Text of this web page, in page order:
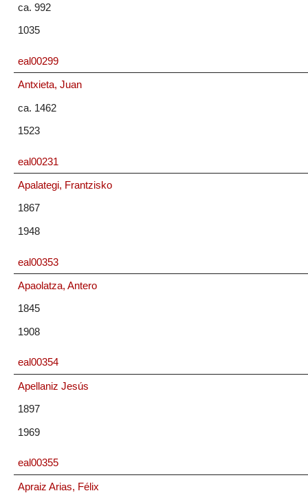
ca. 992
1035
eal00299
Antxieta, Juan
ca. 1462
1523
eal00231
Apalategi, Frantzisko
1867
1948
eal00353
Apaolatza, Antero
1845
1908
eal00354
Apellaniz Jesús
1897
1969
eal00355
Apraiz Arias, Félix